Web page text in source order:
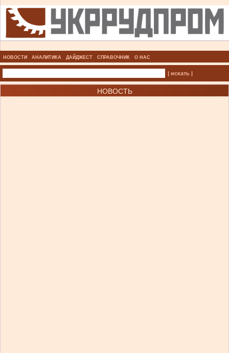
НОВОСТИ АНАЛИТИКА ДАЙДЖЕСТ СПРАВОЧНИК О НАС
| искать |
НОВОСТЬ